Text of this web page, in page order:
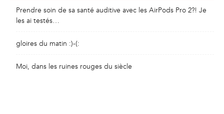
Prendre soin de sa santé auditive avec les AirPods Pro 2?! Je
les ai testés…
gloires du matin :)-(:
Moi, dans les ruines rouges du siècle